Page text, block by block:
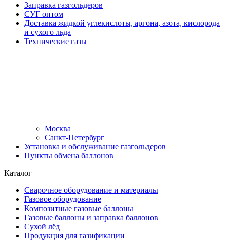
Заправка газгольдеров
СУГ оптом
Доставка жидкой углекислоты, аргона, азота, кислорода
и сухого льда
Технические газы
Москва
Санкт-Петербург
Установка и обслуживание газгольдеров
Пункты обмена баллонов
Каталог
Сварочное оборудование и материалы
Газовое оборудование
Композитные газовые баллоны
Газовые баллоны и заправка баллонов
Сухой лёд
Продукция для газификации